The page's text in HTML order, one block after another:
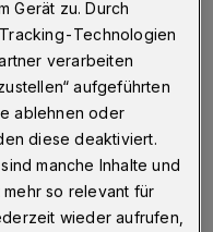
Spiel bekannte
Maltz tritt mit dem
Stefan
September 2023)
der Schwelmer
Gerät zu. Durch
Technologien
verarbeiten
aufgeführten
ablehnen oder
diese deaktiviert.
manche Inhalte und
so relevant für
wieder aufrufen,